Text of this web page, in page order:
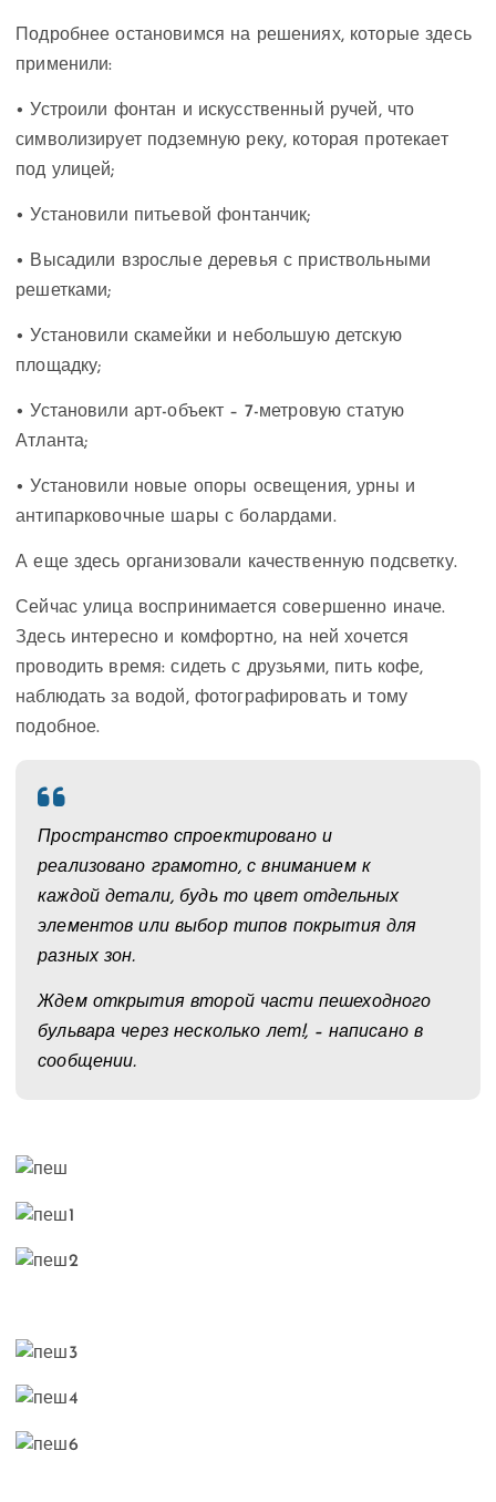
Подробнее остановимся на решениях, которые здесь
применили:
• Устроили фонтан и искусственный ручей, что
символизирует подземную реку, которая протекает
под улицей;
• Установили питьевой фонтанчик;
• Высадили взрослые деревья с приствольными
решетками;
• Установили скамейки и небольшую детскую
площадку;
• Установили арт-объект – 7-метровую статую
Атланта;
• Установили новые опоры освещения, урны и
антипарковочные шары с болардами.
А еще здесь организовали качественную подсветку.
Сейчас улица воспринимается совершенно иначе.
Здесь интересно и комфортно, на ней хочется
проводить время: сидеть с друзьями, пить кофе,
наблюдать за водой, фотографировать и тому
подобное.
Пространство спроектировано и
реализовано грамотно, с вниманием к
каждой детали, будь то цвет отдельных
элементов или выбор типов покрытия для
разных зон.
Ждем открытия второй части пешеходного
бульвара через несколько лет!, – написано в
сообщении.